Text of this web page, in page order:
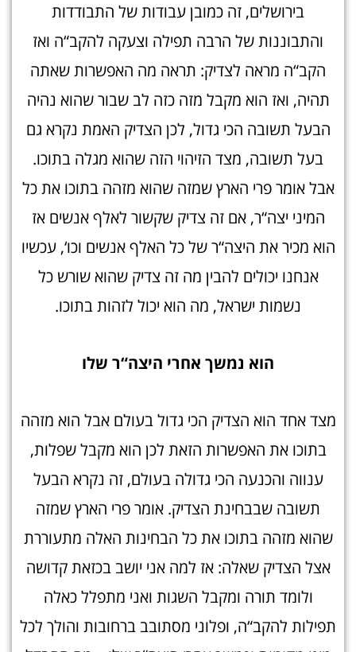
בירושלים, זה כמובן עבודות של התבודדות
והתבוננות של הרבה תפילה וצעקה להקב“ה ואז
הקב“ה מראה לצדיק: תראה מה האפשרות שאתה
תהיה, ואז הוא מקבל מזה כזה לב שבור שהוא נהיה
הבעל תשובה הכי גדול, לכן הצדיק האמת נקרא גם
בעל תשובה, מצד הזיהוי הזה שהוא מגלה בתוכו.
אבל אומר פרי הארץ שמזה שהוא מזהה בתוכו את כל
המיני יצה“ר, אם זה צדיק שקשור לאלף אנשים אז
הוא מכיר את היצה“ר של כל האלף אנשים וכו‘, עכשיו
אנחנו יכולים להבין מה זה צדיק שהוא שורש כל
נשמות ישראל, מה הוא יכול לזהות בתוכו.
הוא נמשך אחרי היצה“ר שלו
מצד אחד הוא הצדיק הכי גדול בעולם אבל הוא מזהה
בתוכו את האפשרות הזאת לכן הוא מקבל שפלות,
ענווה והכנעה הכי גדולה בעולם, זה נקרא הבעל
תשובה שבבחינת הצדיק. אומר פרי הארץ שמזה
שהוא מזהה בתוכו את כל הבחינות האלה מתעוררת
אצל הצדיק שאלה: אז למה אני יושב בכזאת קדושה
ולומד תורה ומקבל השגות ואני מתפלל כאלה
תפילות להקב“ה, ופלוני מסתובב ברחובות והולך לכל